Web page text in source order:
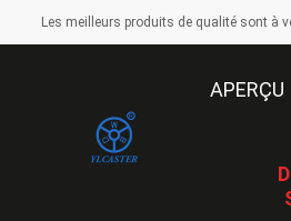
Les meilleurs produits de qualité sont à
APERÇU